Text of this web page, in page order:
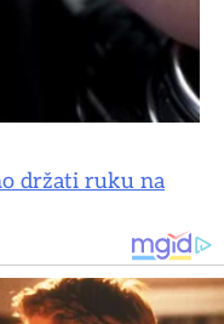
držati ruku na